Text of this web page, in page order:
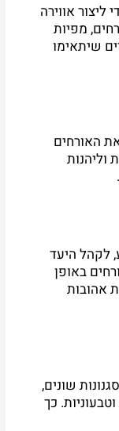
אווירה
מפיות
שיתאימו
האורחים
וליהנות
לקהל היעד
באופן
אהובות
שונים,
כך